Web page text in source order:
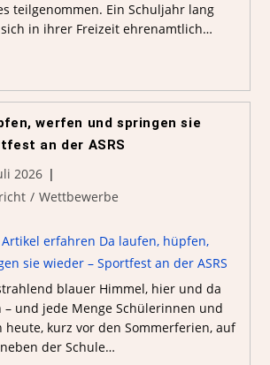
teilgenommen. Ein Schuljahr lang
in ihrer Freizeit ehrenamtlich…
werfen und springen sie
an der ASRS
2026
/ Wettbewerbe
blauer Himmel, hier und da
– und jede Menge Schülerinnen und
heute, kurz vor den Sommerferien, auf
der Schule…